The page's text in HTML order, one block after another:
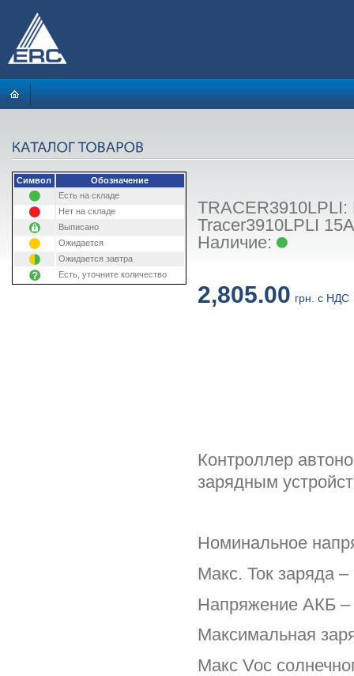
Символ
Обозначение
Есть на складе
Нет на складе
Выписано
Ожидается
Ожидается завтра
Есть, уточните количество
Tracer3910LPLI
Наличие:
2,805.00 грн. с НДС
Контроллер
зарядным
Номинальное
Макс. Ток заряда
Напряжение АКБ –
Максимальная
Макс Voc